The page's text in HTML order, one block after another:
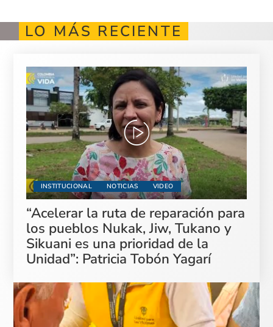
LO MÁS RECIENTE
INSTITUCIONAL NOTICIAS VIDEO
“Acelerar la ruta de reparación para
los pueblos Nukak, Jiw, Tukano y
Sikuani es una prioridad de la
Unidad”: Patricia Tobón Yagarí